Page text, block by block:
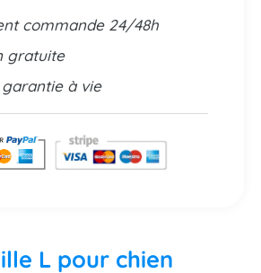
commande 24/48h
gratuite
à vie
L pour chien